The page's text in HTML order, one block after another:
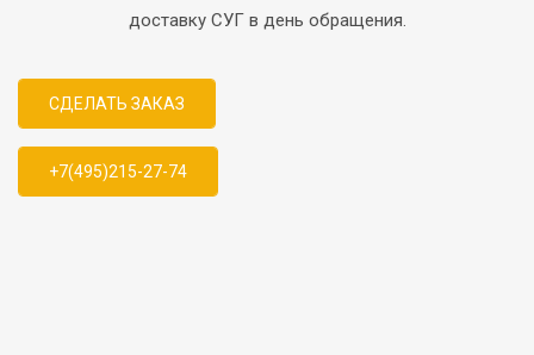
доставку СУГ в день обращения.
СДЕЛАТЬ ЗАКАЗ
+7(495)215-27-74